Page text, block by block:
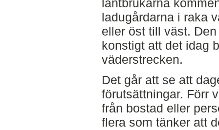
lantbrukarna
ladugårdarna i raka
eller öst till väst.
konstigt att det idag
väderstrecken.
Det går att se att
förutsättningar. Förr
från bostad eller
flera som tänker att